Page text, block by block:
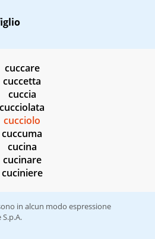
cuccare
cuccetta
cuccia
cucciolata
cucciolo
cuccuma
cucina
cucinare
cuciniere
in alcun modo espressione